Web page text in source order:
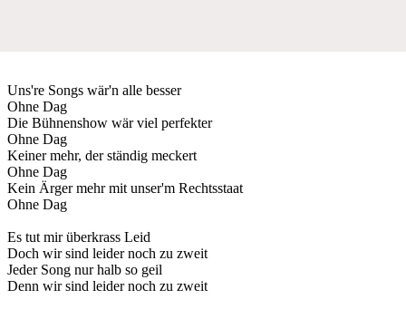
Uns're Songs wär'n alle besser
Ohne Dag
Die Bühnenshow wär viel perfekter
Ohne Dag
Keiner mehr, der ständig meckert
Ohne Dag
Kein Ärger mehr mit unser'm Rechtsstaat
Ohne Dag
Es tut mir überkrass Leid
Doch wir sind leider noch zu zweit
Jeder Song nur halb so geil
Denn wir sind leider noch zu zweit